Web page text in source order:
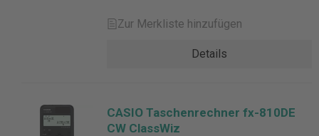
Zur Merkliste hinzufügen
Details
CASIO Taschenrechner fx-810DE
CW ClassWiz